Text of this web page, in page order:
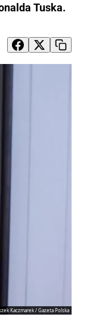
Tuska.
Kaczmarek / Gazeta Polska